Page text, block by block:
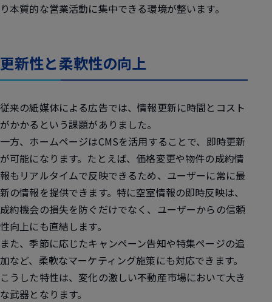
り本質的な営業活動に集中できる環境が整います。
更新性と柔軟性の向上
従来の紙媒体による広告では、情報更新に時間とコスト
がかかるという課題がありました。
一方、ホームページはCMSを活用することで、即時更新
が可能になります。たとえば、価格変更や物件の成約情
報もリアルタイムで反映できるため、ユーザーに常に最
新の情報を提供できます。特に空室情報の即時反映は、
成約機会の損失を防ぐだけでなく、ユーザーからの信頼
性向上にも直結します。
また、季節に応じたキャンペーン告知や特集ページの追
加など、柔軟なマーケティング施策にも対応できます。
こうした特性は、変化の激しい不動産市場において大き
な武器となります。